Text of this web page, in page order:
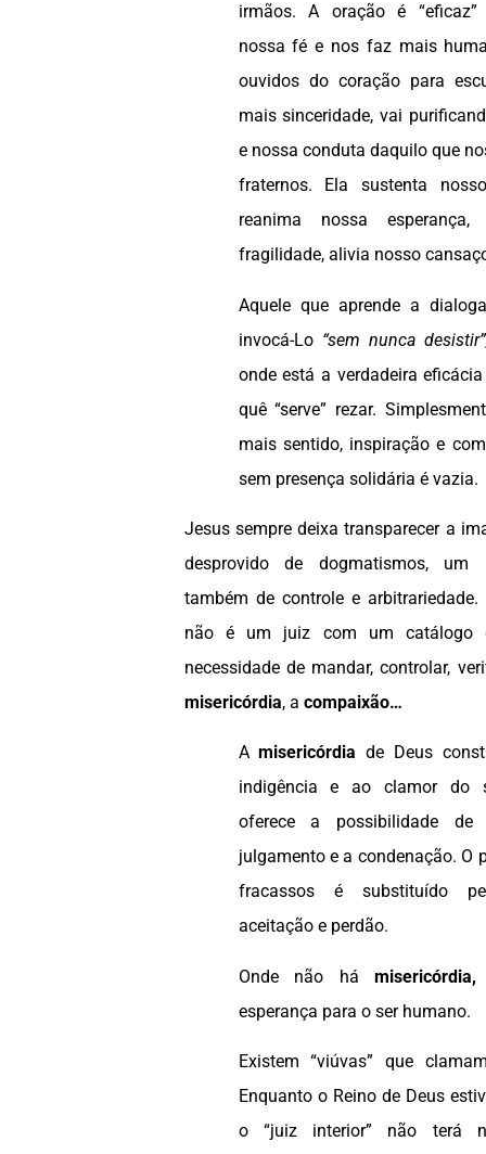
irmãos. A oração é “eficaz”
nossa fé e nos faz mais
ouvidos do coração para
mais sinceridade, vai
e nossa conduta daquilo que
fraternos. Ela sustenta
reanima nossa
fragilidade, alivia nosso
Aquele que aprende a
invocá-Lo “sem nunca
onde está a verdadeira
quê “serve” rezar.
mais sentido, inspiração e
sem presença solidária é vazia.
Jesus sempre deixa transparecer a
desprovido de dogmatismos, um
também de controle e
não é um juiz com um catálogo
necessidade de mandar, controlar,
misericórdia, a compaixão…
Amisericórdia de Deus
indigência e ao clamor do
oferece a possibilidade
julgamento e a condenação. O
fracassos é substituído
aceitação e perdão.
Onde não hámisericórdia,
esperança para o ser humano.
Existem “viúvas” que
Enquanto o Reino de Deus
o “juiz interior” não terá